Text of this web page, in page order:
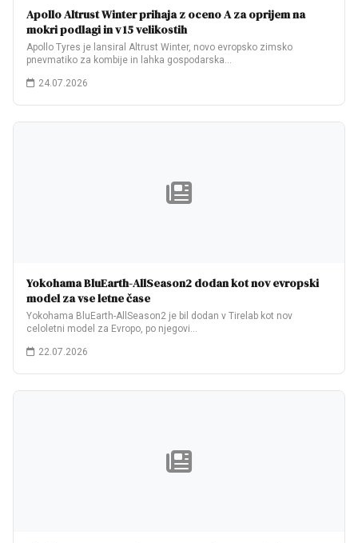
Apollo Altrust Winter prihaja z oceno A za oprijem na
mokri podlagi in v 15 velikostih
Apollo Tyres je lansiral Altrust Winter, novo evropsko zimsko
pnevmatiko za kombije in lahka gospodarska…
24.07.2026
Yokohama BluEarth-AllSeason2 dodan kot nov evropski
model za vse letne čase
Yokohama BluEarth-AllSeason2 je bil dodan v Tirelab kot nov
celoletni model za Evropo, po njegovi…
22.07.2026